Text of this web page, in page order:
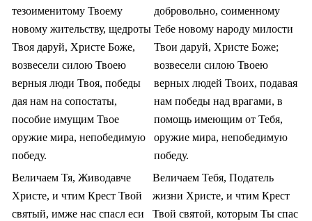
тезоименитому Твоему
новому жительству, щедроты
Твоя даруй, Христе Боже,
возвесели силою Твоею
верныя люди Твоя, победы
дая нам на сопостаты,
пособие имущим Твое
оружие мира, непобедимую
победу.
добровольно, соименному
Тебе новому народу милости
Твои даруй, Христе Боже;
возвесели силою Твоею
верных людей Твоих, подавая
нам победы над врагами, в
помощь имеющим от Тебя,
оружие мира, непобедимую
победу.
Величаем Тя, Живодавче
Христе, и чтим Крест Твой
святый, имже нас спасл еси
Величаем Тебя, Податель
жизни Христе, и чтим Крест
Твой святой, которым Ты спас